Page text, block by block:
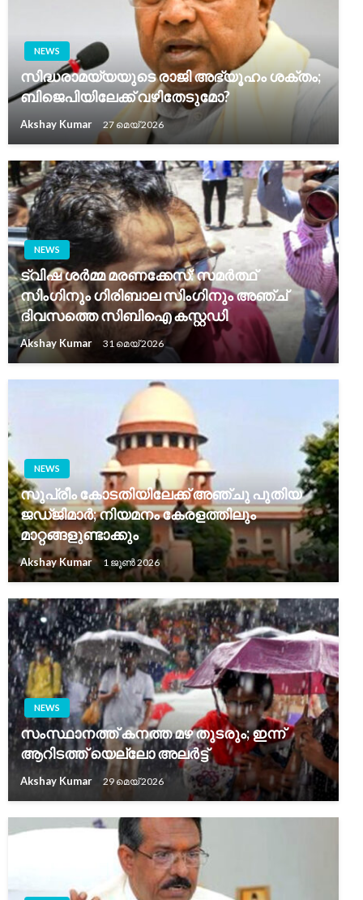
NEWS
സിദ്ധരാമയ്യയുടെ രാജി അഭ്യൂഹം ശക്തം;
ബിജെപിയിലേക്ക് വഴിതേടുമോ?
Akshay Kumar 27 മെയ്‌ 2026
NEWS
ട്വിഷ ശർമ്മ മരണക്കേസ്: സമർത്ഥ്
സിംഗിനും ഗിരിബാല സിംഗിനും അഞ്ച്
ദിവസത്തെ സിബിഐ കസ്റ്റഡി
Akshay Kumar 31 മെയ്‌ 2026
NEWS
സുപ്രീം കോടതിയിലേക്ക് അഞ്ചു പുതിയ
ജഡ്ജിമാർ; നിയമനം കേരളത്തിലും
മാറ്റങ്ങളുണ്ടാക്കും
Akshay Kumar 1 ജൂൺ 2026
NEWS
സംസ്ഥാനത്ത് കനത്ത മഴ തുടരും; ഇന്ന്
ആറിടത്ത് യെല്ലോ അലര്‍ട്ട്
Akshay Kumar 29 മെയ്‌ 2026